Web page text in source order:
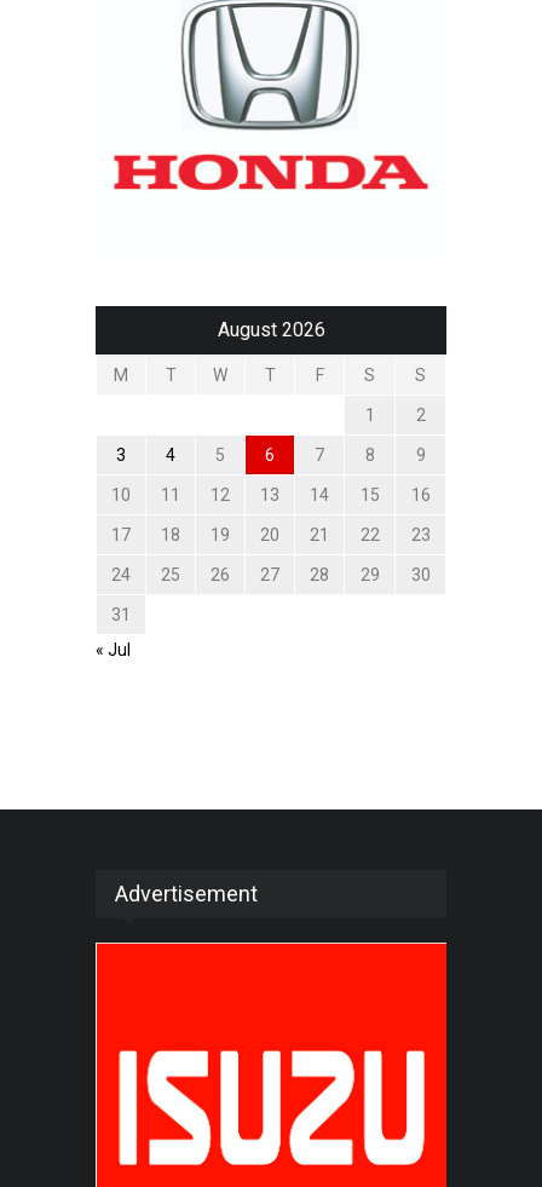
August 2026
M T W T F S S
1 2
3 4 5 6 7 8 9
10 11 12 13 14 15 16
17 18 19 20 21 22 23
24 25 26 27 28 29 30
31
« Jul
Advertisement